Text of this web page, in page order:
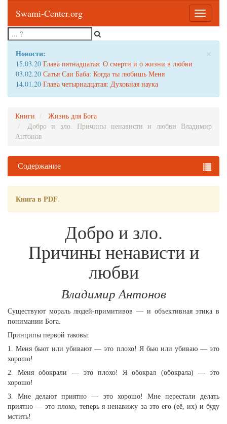
Toggle
Swami-Center.org
×
Новости:
15.03.20 Глава пятнадцатая: О смерти и о жизни в любви
03.02.20 Сатья Саи Баба: Когда ты любишь Меня
14.01.20 Глава четырнадцатая: Духовная наука
Книги
Жизнь для Бога
Добро и зло. Причины ненависти и любви Владимир
Антонов
Содержание
Книга в PDF.
Добро и зло.
Причины ненависти и
любви
Владимир Антонов
Существуют мораль людей-примитивов — и объективная этика в
понимании Бога.
Принципы первой таковы:
1. Меня бьют или убивают — это плохо! Я бью или убиваю — это
хорошо!
2. Меня обокрали — это плохо! Я обокрал (обокрала) — это
хорошо!
3. Мне делают приятно — это хорошо! Мне перестали делать
приятно — это плохо, теперь я ненавижу за это его (её, их) и буду
мстить!